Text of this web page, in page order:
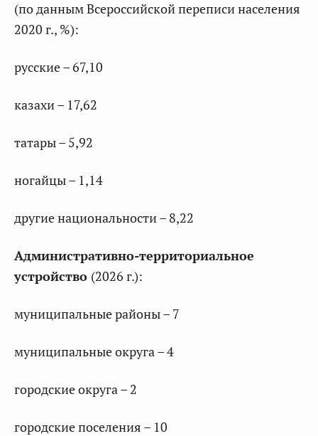
(по данным Всероссийской переписи населения
2020 г., %):
русские – 67,10
казахи – 17,62
татары – 5,92
ногайцы – 1,14
другие национальности – 8,22
Административно-территориальное
устройство (2026 г.):
муниципальные районы – 7
муниципальные округа – 4
городские округа – 2
городские поселения – 10